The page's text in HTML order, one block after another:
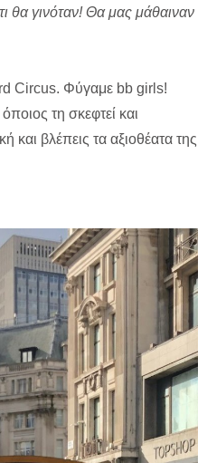
θα γινόταν! Θα μας μάθαιναν
Circus. Φύγαμε bb girls!
τη σκεφτεί και
και βλέπεις τα αξιοθέατα της